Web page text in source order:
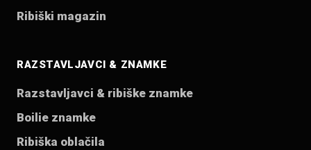
Ribiški magazin
RAZSTAVLJAVCI & ZNAMKE
Razstavljavci & ribiške znamke
Boilie znamke
Ribiška oblačila